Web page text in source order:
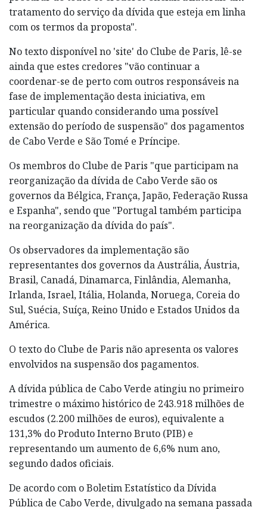
tratamento do serviço da dívida que esteja em linha
com os termos da proposta".
No texto disponível no 'site' do Clube de Paris, lê-se
ainda que estes credores "vão continuar a
coordenar-se de perto com outros responsáveis na
fase de implementação desta iniciativa, em
particular quando considerando uma possível
extensão do período de suspensão" dos pagamentos
de Cabo Verde e São Tomé e Príncipe.
Os membros do Clube de Paris "que participam na
reorganização da dívida de Cabo Verde são os
governos da Bélgica, França, Japão, Federação Russa
e Espanha", sendo que "Portugal também participa
na reorganização da dívida do país".
Os observadores da implementação são
representantes dos governos da Austrália, Áustria,
Brasil, Canadá, Dinamarca, Finlândia, Alemanha,
Irlanda, Israel, Itália, Holanda, Noruega, Coreia do
Sul, Suécia, Suíça, Reino Unido e Estados Unidos da
América.
O texto do Clube de Paris não apresenta os valores
envolvidos na suspensão dos pagamentos.
A dívida pública de Cabo Verde atingiu no primeiro
trimestre o máximo histórico de 243.918 milhões de
escudos (2.200 milhões de euros), equivalente a
131,3% do Produto Interno Bruto (PIB) e
representando um aumento de 6,6% num ano,
segundo dados oficiais.
De acordo com o Boletim Estatístico da Dívida
Pública de Cabo Verde, divulgado na semana passada